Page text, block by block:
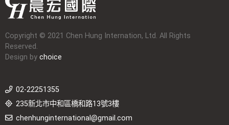
Copyright © 2021 Chen Hung Internation, Ltd. All Rights
Reserved.
Design by choice
02-22251355
235新北市中和區橋和路13號3樓
chenhunginternational@gmail.com